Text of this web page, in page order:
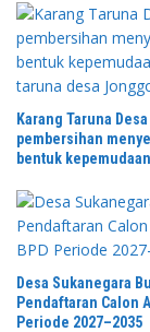
Karang Taruna
pembersihan
bentuk
Desa Sukanegara
Pendaftaran Calon
Periode 2027–2035